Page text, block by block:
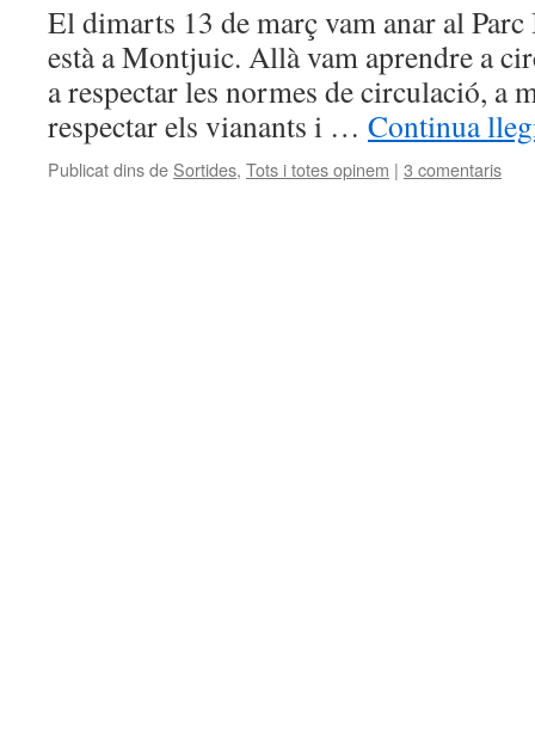
El dimarts 13 de març vam anar al
està a Montjuic. Allà vam aprendre a
a respectar les normes de circulació, a
respectar els vianants i … Continua
Publicat dins de Sortides, Tots i totes opinem | 3 comentaris